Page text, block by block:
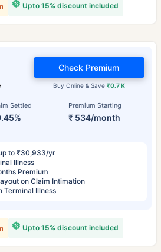
Upto 15% discount included
Settled Premium Starting
₹ 534/month
Buy Online & Save ₹0.7 K
Check Premium
to ₹30,933/yr
Illness
Premium
on Claim Intimation
Terminal Illness
Upto 15% discount included